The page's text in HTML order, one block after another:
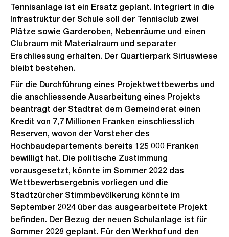
Tennisanlage ist ein Ersatz geplant. Integriert in die
Infrastruktur der Schule soll der Tennisclub zwei
Plätze sowie Garderoben, Nebenräume und einen
Clubraum mit Materialraum und separater
Erschliessung erhalten. Der Quartierpark Siriuswiese
bleibt bestehen.
Für die Durchführung eines Projektwettbewerbs und
die anschliessende Ausarbeitung eines Projekts
beantragt der Stadtrat dem Gemeinderat einen
Kredit von 7,7 Millionen Franken einschliesslich
Reserven, wovon der Vorsteher des
Hochbaudepartements bereits 125 000 Franken
bewilligt hat. Die politische Zustimmung
vorausgesetzt, könnte im Sommer 2022 das
Wettbewerbsergebnis vorliegen und die
Stadtzürcher Stimmbevölkerung könnte im
September 2024 über das ausgearbeitete Projekt
befinden. Der Bezug der neuen Schulanlage ist für
Sommer 2028 geplant. Für den Werkhof und den